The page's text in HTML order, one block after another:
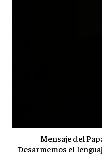
Mensaje del
Desarmemos el